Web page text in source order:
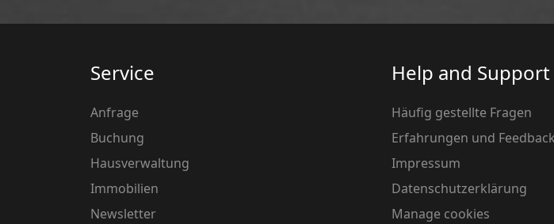
Service
Anfrage
Buchung
Hausverwaltung
Immobilien
Newsletter
Help and Support
Häufig gestellte Fragen
Erfahrungen und
Impressum
Datenschutzerklärung
Manage cookies